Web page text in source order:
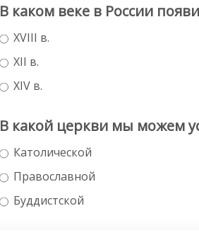
В каком веке в России
XVIII в.
XII в.
XIV в.
В какой церкви мы можем
Католической
Православной
Буддистской